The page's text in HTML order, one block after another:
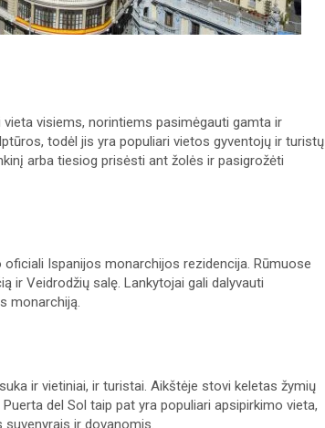
visiems, norintiems pasimėgauti gamta ir
todėl jis yra populiari vietos gyventojų ir turistų
arba tiesiog prisėsti ant žolės ir pasigrožėti
Ispanijos monarchijos rezidencija. Rūmuose
ir Veidrodžių salę. Lankytojai gali dalyvauti
monarchiją.
ir vietiniai, ir turistai. Aikštėje stovi keletas žymių
del Sol taip pat yra populiari apsipirkimo vieta,
suvenyrais ir dovanomis.